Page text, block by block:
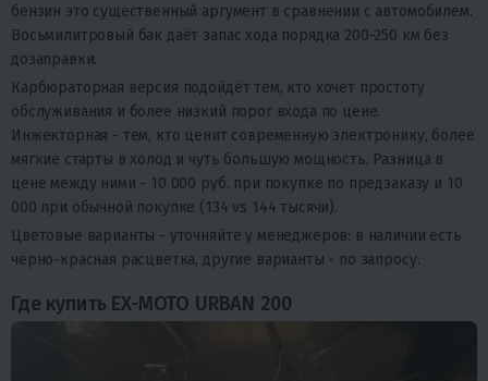
бензин это существенный аргумент в сравнении с автомобилем.
Восьмилитровый бак даёт запас хода порядка 200-250 км без
дозаправки.
Карбюраторная версия подойдёт тем, кто хочет простоту
обслуживания и более низкий порог входа по цене.
Инжекторная - тем, кто ценит современную электронику, более
мягкие старты в холод и чуть большую мощность. Разница в
цене между ними - 10 000 руб. при покупке по предзаказу и 10
000 при обычной покупке (134 vs 144 тысячи).
Цветовые варианты - уточняйте у менеджеров: в наличии есть
чёрно-красная расцветка, другие варианты - по запросу.
Где купить EX-MOTO URBAN 200